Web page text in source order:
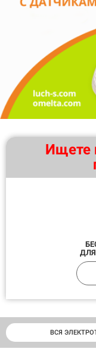
Ищете
ВСЯ